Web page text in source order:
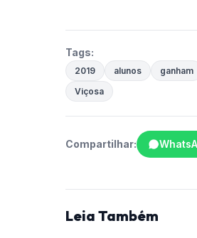
Tags:
2019 alunos ganham
Viçosa
Compartilhar:
Leia Também